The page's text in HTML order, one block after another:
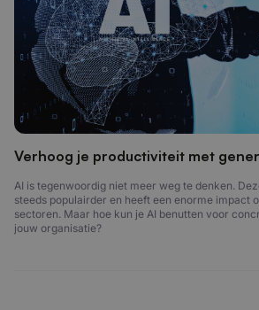
Verhoog je productiviteit met
AI is tegenwoordig niet meer weg te denken.
steeds populairder en heeft een enorme impact
sectoren. Maar hoe kun je AI benutten voor
jouw organisatie?